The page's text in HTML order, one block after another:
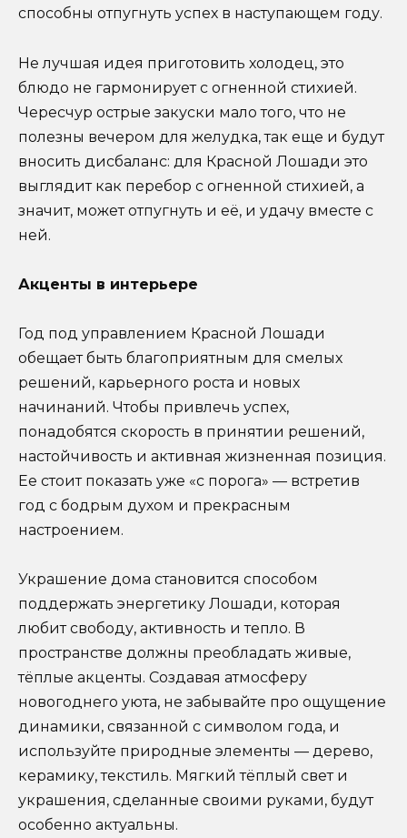
способны отпугнуть успех в наступающем году.
Не лучшая идея приготовить холодец, это
блюдо не гармонирует с огненной стихией.
Чересчур острые закуски мало того, что не
полезны вечером для желудка, так еще и будут
вносить дисбаланс: для Красной Лошади это
выглядит как перебор с огненной стихией, а
значит, может отпугнуть и её, и удачу вместе с
ней.
Акценты в интерьере
Год под управлением Красной Лошади
обещает быть благоприятным для смелых
решений, карьерного роста и новых
начинаний. Чтобы привлечь успех,
понадобятся скорость в принятии решений,
настойчивость и активная жизненная позиция.
Ее стоит показать уже «с порога» — встретив
год с бодрым духом и прекрасным
настроением.
Украшение дома становится способом
поддержать энергетику Лошади, которая
любит свободу, активность и тепло. В
пространстве должны преобладать живые,
тёплые акценты. Создавая атмосферу
новогоднего уюта, не забывайте про ощущение
динамики, связанной с символом года, и
используйте природные элементы — дерево,
керамику, текстиль. Мягкий тёплый свет и
украшения, сделанные своими руками, будут
особенно актуальны.